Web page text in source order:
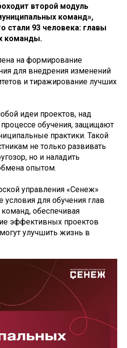
второй модуль
команд»,
стали 93 человека: главы
команды.
на формирование
для внедрения изменений
и тиражирование лучших
идеи проектов, над
обучения, защищают
практики. Такой
не только развивать
но и наладить
опытом.
управления «Сенеж»
для обучения глав
обеспечивая
эффективных проектов
улучшить жизнь в